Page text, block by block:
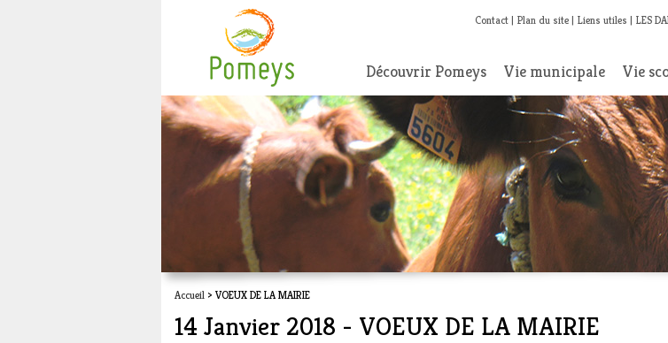
Contact Plan du site Liens utiles LES
Découvrir Pomeys Vie municipale Vie
Accueil > VOEUX DE LA MAIRIE
14 Janvier 2018 - VOEUX DE LA MAIRIE